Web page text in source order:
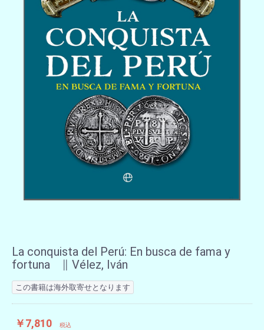
La conquista del Perú: En busca de fama y
fortuna ∥ Vélez, Iván
この書籍は海外取寄せとなります
￥7,810 税込